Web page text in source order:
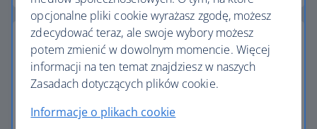
Częściowa płatność w Avios
Płacisz mniej za następny lot, jeśli wymienisz Avios.
opcjonalne pliki cookie wyrażasz zgodę, możesz
zdecydować teraz, ale swoje wybory możesz
potem zmienić w dowolnym momencie. Więcej
informacji na ten temat znajdziesz w naszych
Zasadach dotyczących plików cookie.
Informacje o plikach cookie